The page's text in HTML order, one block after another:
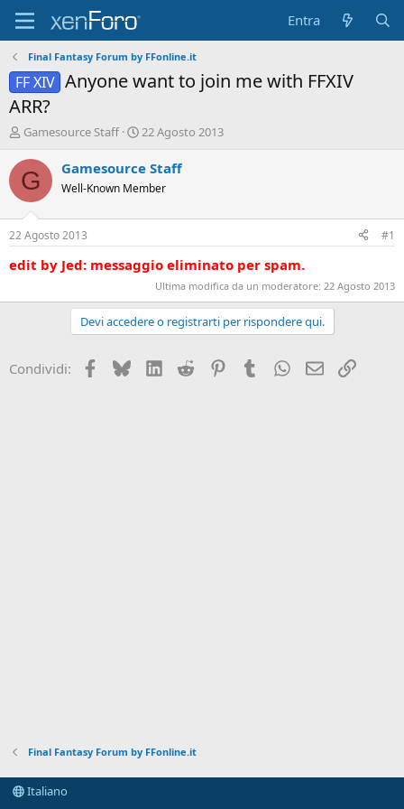
Entra
Final Fantasy Forum by FFonline.it
FF XIV Anyone want to join me with FFXIV
ARR?
A
t
o
e
D
i
s
n
Gamesource Staff
D
t
d
n
i
z
o
22 Agosto 2013
G Gamesource Staff
Well-Known Member
22 Agosto 2013 #1
edit by Jed: messaggio eliminato per spam.
Ultima modifica da un moderatore: 22 Agosto 2013
Devi accedere o registrarti per rispondere qui.
Condividi: Facebook
BlueskyLinkedIn
Reddit PinterestTumblr WhatsApp
EmailLink
Final Fantasy Forum by FFonline.it
Italiano